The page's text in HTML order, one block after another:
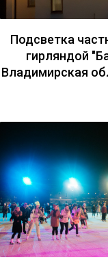
Подсветка
гирляндой
Владимирская